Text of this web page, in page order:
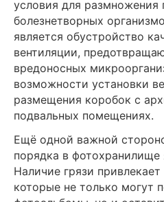
условия для размножения
болезнетворных
является обустройство
вентиляции,
вредоносных
возможности установки
размещения коробок с
подвальных помещениях.
Ещё одной важной
порядка в фотохранилище
Наличие грязи
которые не только могут